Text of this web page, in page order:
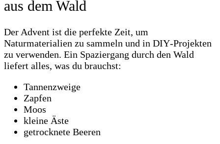
aus dem Wald
Der Advent ist die perfekte Zeit, um
Naturmaterialien zu sammeln und in DIY‑Projekten
zu verwenden. Ein Spaziergang durch den Wald
liefert alles, was du brauchst:
Tannenzweige
Zapfen
Moos
kleine Äste
getrocknete Beeren